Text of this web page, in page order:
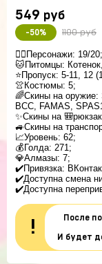
549 руб
-50% 1100 руб
🚶‍♂️Персонажи: 19/20;
🐱Питомцы:
⭐️Пропуск: 5-11, 12
👚Костюмы: 5;
🌈Скины на оружие:
BCC, FAMAS,
✨Скины на
🚙Скины на
📈Уровень: 62;
💰Голда: 271;
💎Алмазы: 7;
✔️Привязка:
✔️Доступна смена
✔️Доступна
!
После
И будет